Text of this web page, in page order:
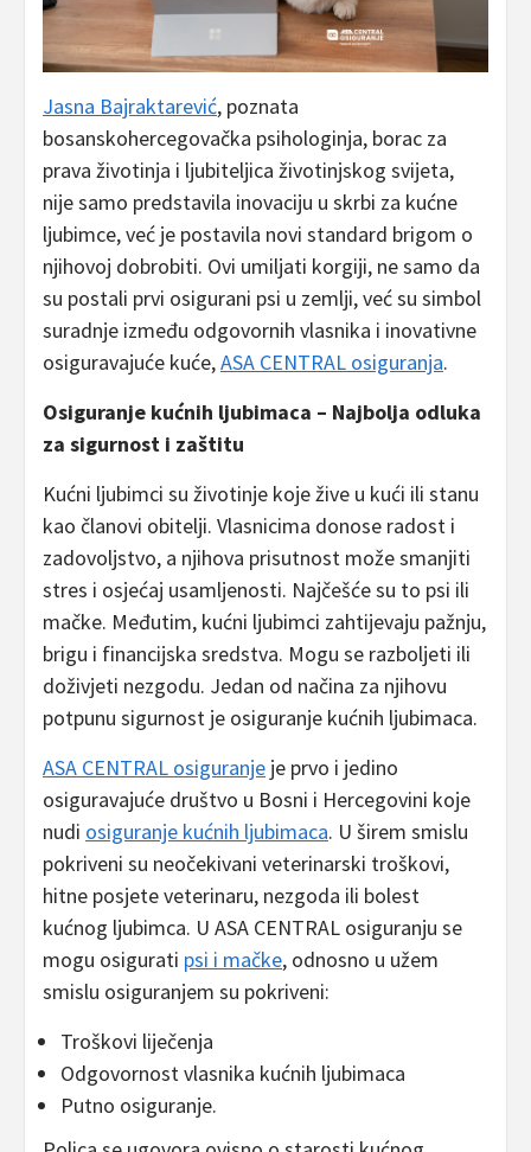
Jasna Bajraktarević, poznata
bosanskohercegovačka psihologinja, borac za
prava životinja i ljubiteljica životinjskog svijeta,
nije samo predstavila inovaciju u skrbi za kućne
ljubimce, već je postavila novi standard brigom o
njihovoj dobrobiti. Ovi umiljati korgiji, ne samo da
su postali prvi osigurani psi u zemlji, već su simbol
suradnje između odgovornih vlasnika i inovativne
osiguravajuće kuće,ASA CENTRAL osiguranja.
Osiguranje kućnih ljubimaca – Najbolja odluka
za sigurnost i zaštitu
Kućni ljubimci su životinje koje žive u kući ili stanu
kao članovi obitelji. Vlasnicima donose radost i
zadovoljstvo, a njihova prisutnost može smanjiti
stres i osjećaj usamljenosti. Najčešće su to psi ili
mačke. Međutim, kućni ljubimci zahtijevaju pažnju,
brigu i financijska sredstva. Mogu se razboljeti ili
doživjeti nezgodu. Jedan od načina za njihovu
potpunu sigurnost je osiguranje kućnih ljubimaca.
ASA CENTRAL osiguranje je prvo i jedino
osiguravajuće društvo u Bosni i Hercegovini koje
nudi osiguranje kućnih ljubimaca. U širem smislu
pokriveni su neočekivani veterinarski troškovi,
hitne posjete veterinaru, nezgoda ili bolest
kućnog ljubimca. U ASA CENTRAL osiguranju se
mogu osigurati psi i mačke, odnosno u užem
smislu osiguranjem su pokriveni:
Troškovi liječenja
Odgovornost vlasnika kućnih ljubimaca
Putno osiguranje.